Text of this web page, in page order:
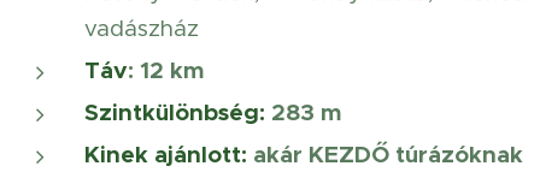
vadászház
Táv: 12 km
Szintkülönbség: 283 m
Kinek ajánlott: akár KEZDŐ túrázóknak